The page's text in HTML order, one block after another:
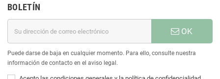
BOLETÍN
OK
Puede darse de baja en cualquier momento. Para ello, consulte nuestra
información de contacto en el aviso legal.